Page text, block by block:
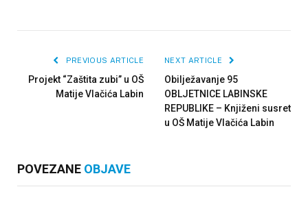
PREVIOUS ARTICLE
Projekt “Zaštita zubi” u OŠ
Matije Vlačića Labin
NEXT ARTICLE
Obilježavanje 95
OBLJETNICE LABINSKE
REPUBLIKE – Knjiženi susret
u OŠ Matije Vlačića Labin
POVEZANE OBJAVE